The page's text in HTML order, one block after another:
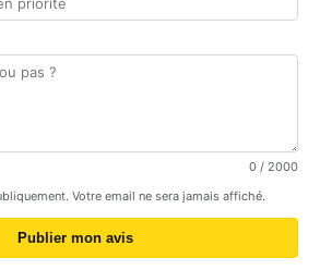
0 / 2000
Votre email ne sera jamais affiché.
Publier mon avis